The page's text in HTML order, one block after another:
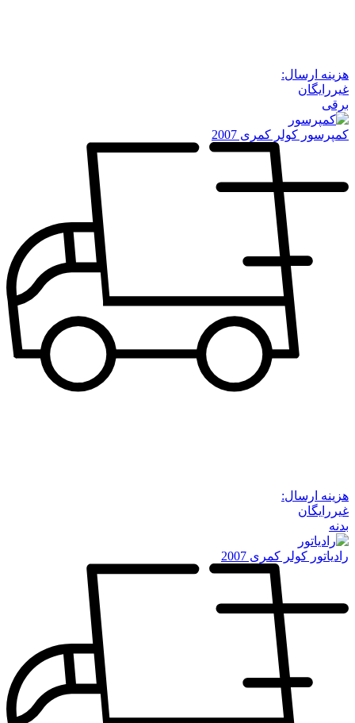
هزینه ارسال:
غیررایگان
برقی
کمپرسور کولر کمری 2007
هزینه ارسال:
غیررایگان
بدنه
رادیاتور کولر کمری 2007